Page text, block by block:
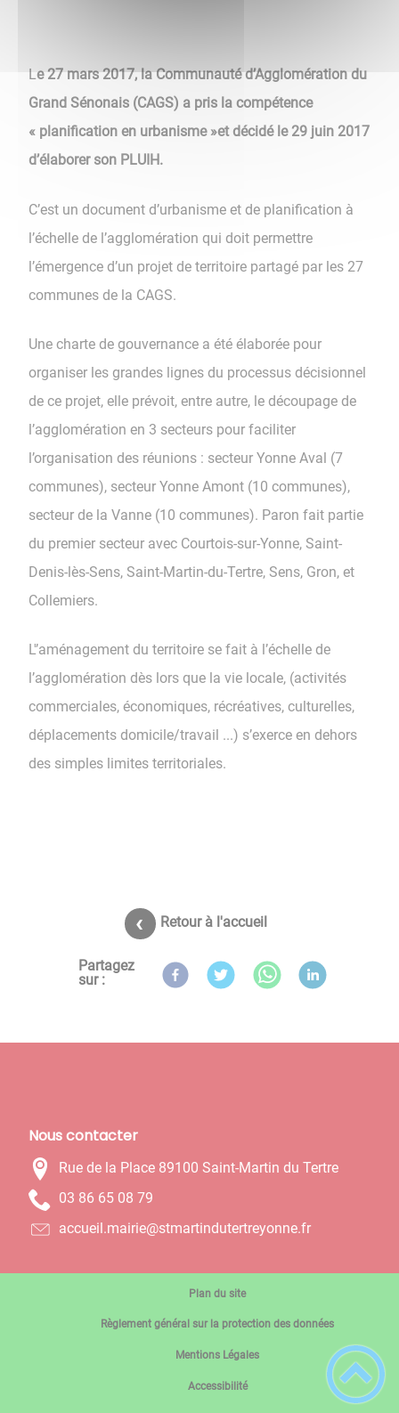
Le 27 mars 2017, la Communauté d’Agglomération du
Grand Sénonais (CAGS) a pris la compétence
« planification en urbanisme »et décidé le 29 juin 2017
d’élaborer son PLUIH.
C’est un document d’urbanisme et de planification à
l’échelle de l’agglomération qui doit permettre
l’émergence d’un projet de territoire partagé par les 27
communes de la CAGS.
Une charte de gouvernance a été élaborée pour
organiser les grandes lignes du processus décisionnel
de ce projet, elle prévoit, entre autre, le découpage de
l’agglomération en 3 secteurs pour faciliter
l’organisation des réunions : secteur Yonne Aval (7
communes), secteur Yonne Amont (10 communes),
secteur de la Vanne (10 communes). Paron fait partie
du premier secteur avec Courtois-sur-Yonne, Saint-
Denis-lès-Sens, Saint-Martin-du-Tertre, Sens, Gron, et
Collemiers.
L'’aménagement du territoire se fait à l’échelle de
l’agglomération dès lors que la vie locale, (activités
commerciales, économiques, récréatives, culturelles,
déplacements domicile/travail ...) s’exerce en dehors
des simples limites territoriales.
Retour à l'accueil
Partagez
sur :
Nous contacter
Rue de la Place 89100 Saint-Martin du Tertre
97 80 56 68 30
rf.ennoyertretudnitramts@eiriam.lieucca
Plan du site
Règlement général sur la protection des données
Mentions Légales
Accessibilité